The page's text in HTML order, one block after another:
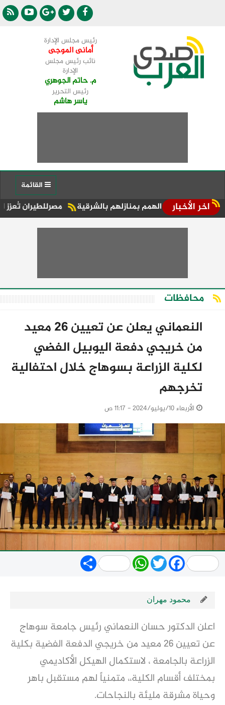
رئيس مجلس الإدارة
أمانى الموجى
نائب رئيس مجلس
الإدارة
م. حاتم الجوهري
رئيس التحرير
ياسر هاشم
اخر الأخبار مصرللطيران تُعزز الحركة الهمم بمنازلهم بالشرقية
محافظات
النعماني يعلن عن تعيين ٢٦ معيد
من خريجي دفعة اليوبيل الفضي
لكلية الزراعة بسوهاج خلال احتفالية
تخرجهم
الأربعاء 10/يوليو/2024 - 11:17 ص
Share WhatsApp
TwitterFacebook
محمود مهران
اعلن الدكتور حسان النعماني رئيس جامعة سوهاج
عن تعيين ٢٦ معيد من خريجي الدفعة الفضية بكلية
الزراعة بالجامعة ، لاستكمال الهيكل الأكاديمي
بمختلف أقسام الكلية،، متمنياً لهم مستقبل باهر
وحياة مشرقة مليئة بالنجاحات.